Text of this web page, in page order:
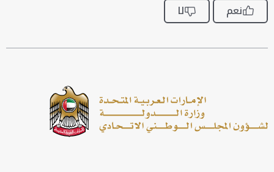
نعم لا